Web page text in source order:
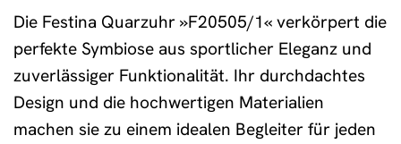
Die Festina Quarzuhr »F20505/1« verkörpert die
perfekte Symbiose aus sportlicher Eleganz und
zuverlässiger Funktionalität. Ihr durchdachtes
Design und die hochwertigen Materialien
machen sie zu einem idealen Begleiter für jeden